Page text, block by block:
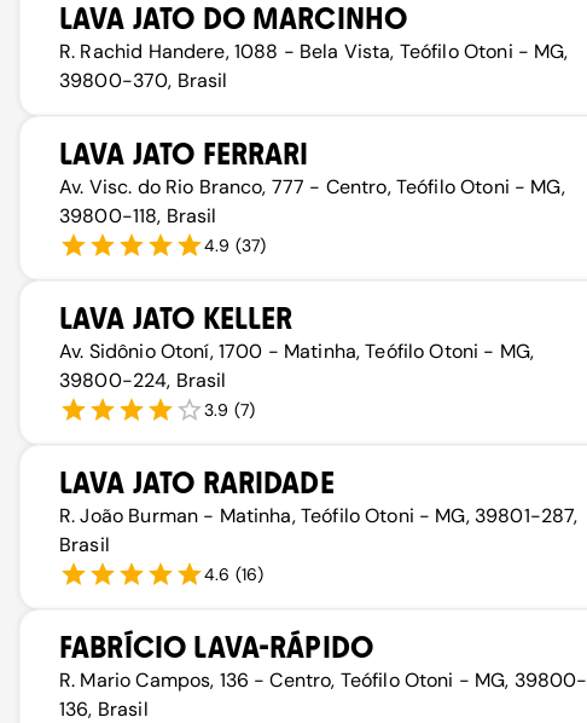
LAVA JATO DO MARCINHO
R. Rachid Handere, 1088 - Bela Vista, Teófilo Otoni - MG,
39800-370, Brasil
LAVA JATO FERRARI
Av. Visc. do Rio Branco, 777 - Centro, Teófilo Otoni - MG,
39800-118, Brasil
4.9 (37)
LAVA JATO KELLER
Av. Sidônio Otoní, 1700 - Matinha, Teófilo Otoni - MG,
39800-224, Brasil
3.9 (7)
LAVA JATO RARIDADE
R. João Burman - Matinha, Teófilo Otoni - MG, 39801-287,
Brasil
4.6 (16)
FABRÍCIO LAVA-RÁPIDO
R. Mario Campos, 136 - Centro, Teófilo Otoni - MG, 39800-
136, Brasil